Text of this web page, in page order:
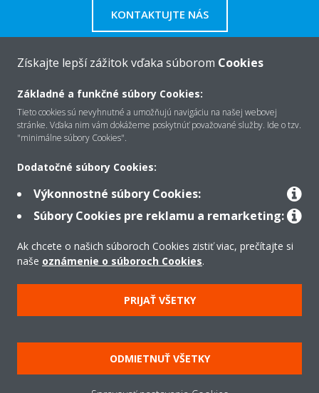
KONTAKTUJTE NÁS
O Daikin
Produkty
Copyright © Daikin
Právne oznámenie
Súbory cookie
Zásady ochrany údajov
Všeobecné obchodné podmienky
Získajte lepší zážitok vďaka súborom Cookies
Základné a funkčné súbory Cookies:
Tieto cookies sú nevyhnutné a umožňujú navigáciu na našej webovej
stránke. Vďaka nim vám dokážeme poskytnúť považované služby. Ide o tzv.
"minimálne súbory Cookies".
Dodatočné súbory Cookies:
Výkonnostné súbory Cookies:
Súbory Cookies pre reklamu a remarketing:
Ak chcete o našich súboroch Cookies zistiť viac, prečítajte si
naše oznámenie o súboroch Cookies.
PRIJAŤ VŠETKY
ODMIETNUŤ VŠETKY